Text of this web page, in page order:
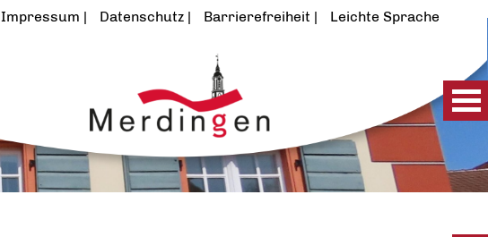
Impressum Datenschutz Barrierefreiheit Leichte Sprache